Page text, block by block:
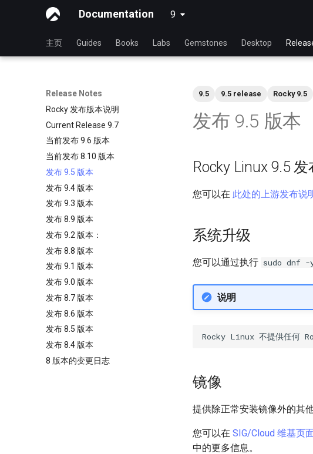
Documentation 9 latest
主页 Guides Books Labs Gemstones Desktop
Release Notes
Rocky 发布版本说明
Current Release 9.7
当前发布 9.6 版本
当前发布 8.10 版本
发布 9.5 版本
发布 9.4 版本
发布 9.3 版本
发布 8.9 版本
发布 9.2 版本：
发布 8.8 版本
发布 9.1 版本
发布 9.0 版本
发布 8.7 版本
发布 8.6 版本
发布 8.5 版本
发布 8.4 版本
8 版本的变更日志
9.5 9.5 release Rocky 9.5
发布 9.5 版本
Rocky Linux 9.5 发
您可以在 此处的上游发布说
系统升级
您可以通过执行 sudo dnf -
说明
镜像
提供除正常安装镜像外的其
您可以在 SIG/Cloud 维基页
中的更多信息。